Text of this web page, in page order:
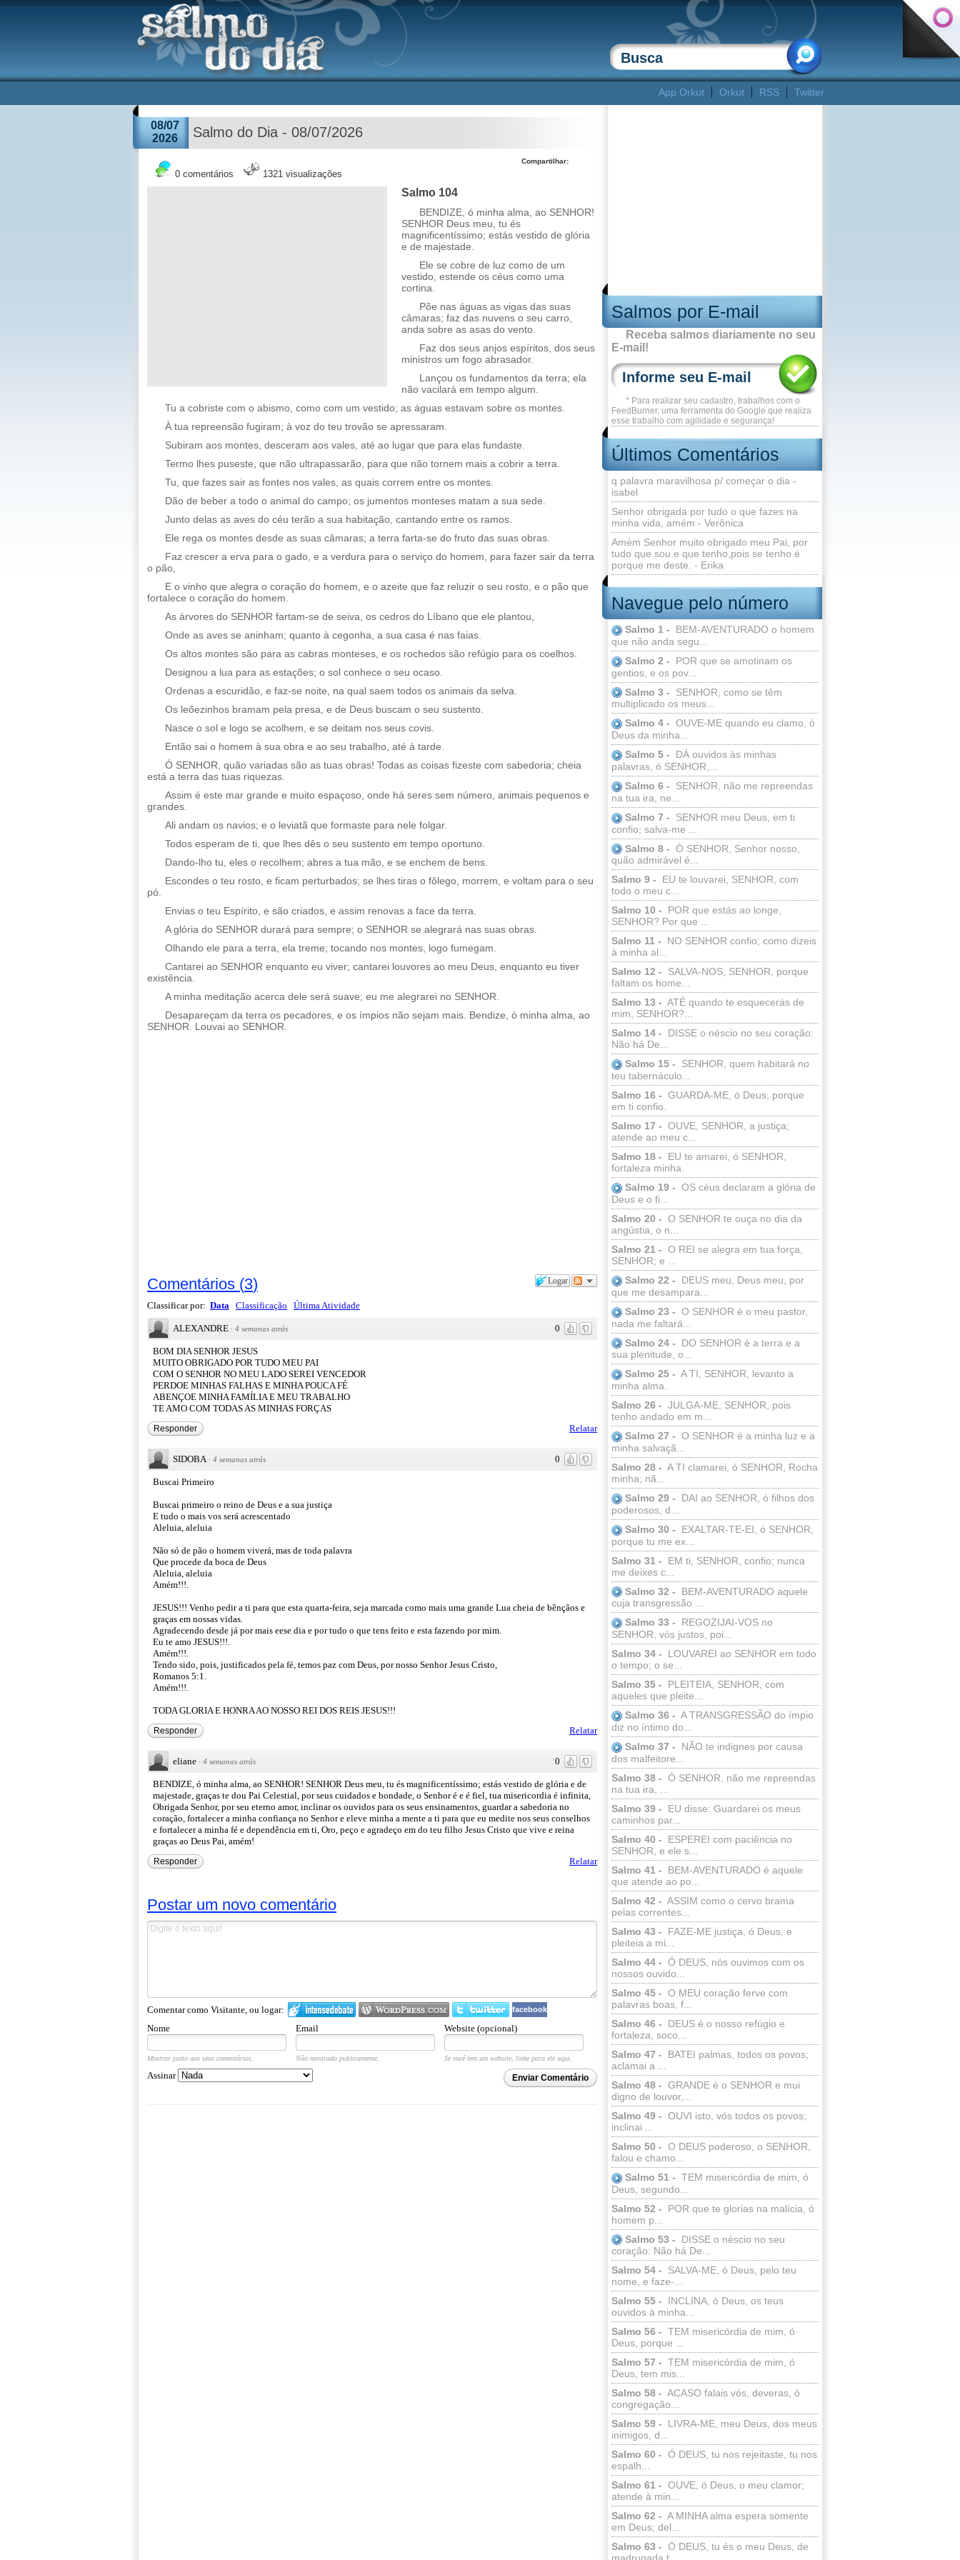
App Orkut Orkut RSS Twitter
Salmos por E-mail
Receba salmos diariamente no seu
E-mail!
* Para realizar seu cadastro, trabalhos com o
FeedBurner, uma ferramenta do Google que realiza
esse trabalho com agilidade e segurança!
Últimos Comentários
q palavra maravilhosa p/ começar o dia -
isabel
Senhor obrigada por tudo o que fazes na
minha vida, amém - Verônica
Amém Senhor muito obrigado meu Pai, por
tudo que sou e que tenho,pois se tenho é
porque me deste. - Erika
Navegue pelo número
Salmo 1 -
BEM-AVENTURADO o homem
que não anda segu...
Salmo 2 -
POR que se amotinam os
gentios, e os pov...
Salmo 3 -
SENHOR, como se têm
multiplicado os meus...
Salmo 4 - OUVE-ME quando eu clamo, ó
Deus da minha...
Salmo 5 -
DÁ ouvidos às minhas
palavras, ó SENHOR,...
Salmo 6 -
SENHOR, não me repreendas
na tua ira, ne...
Salmo 7 -
SENHOR meu Deus, em ti
confio; salva-me ...
Salmo 8 - Ó SENHOR, Senhor nosso,
quão admirável é...
Salmo 9 -
EU te louvarei, SENHOR, com
todo o meu c...
Salmo 10 -
POR que estás ao longe,
SENHOR? Por que ...
Salmo 11 -
NO SENHOR confio; como dizeis
à minha al...
Salmo 12 -
SALVA-NOS, SENHOR, porque
faltam os home...
Salmo 13 - ATÉ quando te esquecerás de
mim, SENHOR?...
Salmo 14 -
DISSE o néscio no seu coração:
Não há De...
Salmo 15 -
SENHOR, quem habitará no
teu tabernáculo...
Salmo 16 - GUARDA-ME, ó Deus, porque
em ti confio.
Salmo 17 - OUVE, SENHOR, a justiça;
atende ao meu c...
Salmo 18 -
EU te amarei, ó SENHOR,
fortaleza minha.
Salmo 19 - OS céus declaram a glória de
Deus e o fi...
Salmo 20 - O SENHOR te ouça no dia da
angústia, o n...
Salmo 21 - O REI se alegra em tua força,
SENHOR; e ...
Salmo 22 -
DEUS meu, Deus meu, por
que me desampara...
Salmo 23 - O SENHOR é o meu pastor,
nada me faltará...
Salmo 24 -
DO SENHOR é a terra e a
sua plenitude, o...
Salmo 25 - A TI, SENHOR, levanto a
minha alma.
Salmo 26 - JULGA-ME, SENHOR, pois
tenho andado em m...
Salmo 27 - O SENHOR é a minha luz e a
minha salvaçã...
Salmo 28 - A TI clamarei, ó SENHOR, Rocha
minha; nã...
Salmo 29 -
DAI ao SENHOR, ó filhos dos
poderosos, d...
Salmo 30 -
EXALTAR-TE-EI, ó SENHOR,
porque tu me ex...
Salmo 31 -
EM ti, SENHOR, confio; nunca
me deixes c...
Salmo 32 -
BEM-AVENTURADO aquele
cuja transgressão ...
Salmo 33 -
REGOZIJAI-VOS no
SENHOR, vós justos, poi...
Salmo 34 -
LOUVAREI ao SENHOR em todo
o tempo; o se...
Salmo 35 -
PLEITEIA, SENHOR, com
aqueles que pleite...
Salmo 36 - A TRANSGRESSÃO do ímpio
diz no íntimo do...
Salmo 37 -
NÃO te indignes por causa
dos malfeitore...
Salmo 38 - Ó SENHOR, não me repreendas
na tua ira, ...
Salmo 39 -
EU disse: Guardarei os meus
caminhos par...
Salmo 40 -
ESPEREI com paciência no
SENHOR, e ele s...
Salmo 41 -
BEM-AVENTURADO é aquele
que atende ao po...
Salmo 42 - ASSIM como o cervo brama
pelas correntes...
Salmo 43 -
FAZE-ME justiça, ó Deus, e
pleiteia a mi...
Salmo 44 - Ó DEUS, nós ouvimos com os
nossos ouvido...
Salmo 45 - O MEU coração ferve com
palavras boas, f...
Salmo 46 -
DEUS é o nosso refúgio e
fortaleza, soco...
Salmo 47 -
BATEI palmas, todos os povos;
aclamai a ...
Salmo 48 - GRANDE é o SENHOR e mui
digno de louvor,...
Salmo 49 - OUVI isto, vós todos os povos;
inclinai ...
Salmo 50 - O DEUS poderoso, o SENHOR,
falou e chamo...
Salmo 51 - TEM misericórdia de mim, ó
Deus, segundo...
Salmo 52 -
POR que te glorias na malícia, ó
homem p...
Salmo 53 -
DISSE o néscio no seu
coração: Não há De...
Salmo 54 -
SALVA-ME, ó Deus, pelo teu
nome, e faze-...
Salmo 55 -
INCLINA, ó Deus, os teus
ouvidos à minha...
Salmo 56 - TEM misericórdia de mim, ó
Deus, porque ...
Salmo 57 - TEM misericórdia de mim, ó
Deus, tem mis...
Salmo 58 - ACASO falais vós, deveras, ó
congregação...
Salmo 59 -
LIVRA-ME, meu Deus, dos meus
inimigos, d...
Salmo 60 - Ó DEUS, tu nos rejeitaste, tu nos
espalh...
Salmo 61 - OUVE, ó Deus, o meu clamor;
atende à min...
Salmo 62 - A MINHA alma espera somente
em Deus; del...
Salmo 63 - Ó DEUS, tu és o meu Deus, de
08/07
2026
Salmo do Dia - 08/07/2026
0 comentários 1321 visualizações
Compartilhar:
Salmo 104
BENDIZE, ó minha alma, ao SENHOR!
SENHOR Deus meu, tu és
magnificentíssimo; estás vestido de glória
e de majestade.
Ele se cobre de luz como de um
vestido, estende os céus como uma
cortina.
Põe nas águas as vigas das suas
câmaras; faz das nuvens o seu carro,
anda sobre as asas do vento.
Faz dos seus anjos espíritos, dos seus
ministros um fogo abrasador.
Lançou os fundamentos da terra; ela
não vacilará em tempo algum.
Tu a cobriste com o abismo, como com um vestido; as águas estavam sobre os montes.
À tua repreensão fugiram; à voz do teu trovão se apressaram.
Subiram aos montes, desceram aos vales, até ao lugar que para elas fundaste.
Termo lhes puseste, que não ultrapassarão, para que não tornem mais a cobrir a terra.
Tu, que fazes sair as fontes nos vales, as quais correm entre os montes.
Dão de beber a todo o animal do campo; os jumentos monteses matam a sua sede.
Junto delas as aves do céu terão a sua habitação, cantando entre os ramos.
Ele rega os montes desde as suas câmaras; a terra farta-se do fruto das suas obras.
Faz crescer a erva para o gado, e a verdura para o serviço do homem, para fazer sair da terra
o pão,
E o vinho que alegra o coração do homem, e o azeite que faz reluzir o seu rosto, e o pão que
fortalece o coração do homem.
As árvores do SENHOR fartam-se de seiva, os cedros do Líbano que ele plantou,
Onde as aves se aninham; quanto à cegonha, a sua casa é nas faias.
Os altos montes são para as cabras monteses, e os rochedos são refúgio para os coelhos.
Designou a lua para as estações; o sol conhece o seu ocaso.
Ordenas a escuridão, e faz-se noite, na qual saem todos os animais da selva.
Os leõezinhos bramam pela presa, e de Deus buscam o seu sustento.
Nasce o sol e logo se acolhem, e se deitam nos seus covis.
Então sai o homem à sua obra e ao seu trabalho, até à tarde.
Ó SENHOR, quão variadas são as tuas obras! Todas as coisas fizeste com sabedoria; cheia
está a terra das tuas riquezas.
Assim é este mar grande e muito espaçoso, onde há seres sem número, animais pequenos e
grandes.
Ali andam os navios; e o leviatã que formaste para nele folgar.
Todos esperam de ti, que lhes dês o seu sustento em tempo oportuno.
Dando-lho tu, eles o recolhem; abres a tua mão, e se enchem de bens.
Escondes o teu rosto, e ficam perturbados; se lhes tiras o fôlego, morrem, e voltam para o seu
pó.
Envias o teu Espírito, e são criados, e assim renovas a face da terra.
A glória do SENHOR durará para sempre; o SENHOR se alegrará nas suas obras.
Olhando ele para a terra, ela treme; tocando nos montes, logo fumegam.
Cantarei ao SENHOR enquanto eu viver; cantarei louvores ao meu Deus, enquanto eu tiver
existência.
A minha meditação acerca dele será suave; eu me alegrarei no SENHOR.
Desapareçam da terra os pecadores, e os ímpios não sejam mais. Bendize, ó minha alma, ao
SENHOR. Louvai ao SENHOR.
Logar
Comentários (3)
Classificar por: Data Classificação Última Atividade
0
ALEXANDRE · 4 semanas atrás
BOM DIA SENHOR JESUS
MUITO OBRIGADO POR TUDO MEU PAI
COM O SENHOR NO MEU LADO SEREI VENCEDOR
PERDOE MINHAS FALHAS E MINHA POUCA FÉ
ABENÇOE MINHA FAMÍLIA E MEU TRABALHO
TE AMO COM TODAS AS MINHAS FORÇAS
Relatar
Responder
0
SIDOBA · 4 semanas atrás
Buscai Primeiro
Buscai primeiro o reino de Deus e a sua justiça
E tudo o mais vos será acrescentado
Aleluia, aleluia
Não só de pão o homem viverá, mas de toda palavra
Que procede da boca de Deus
Aleluia, aleluia
Amém!!!.
JESUS!!! Venho pedir a ti para que esta quarta-feira, seja marcada como mais uma grande Lua cheia de bênçãos e
graças em nossas vidas.
Agradecendo desde já por mais eese dia e por tudo o que tens feito e esta fazendo por mim.
Eu te amo JESUS!!!.
Amém!!!.
Tendo sido, pois, justificados pela fé, temos paz com Deus, por nosso Senhor Jesus Cristo,
Romanos 5:1.
Amém!!!.
TODA GLORIA E HONRA AO NOSSO REI DOS REIS JESUS!!!
Relatar
Responder
0
eliane · 4 semanas atrás
BENDIZE, ó minha alma, ao SENHOR! SENHOR Deus meu, tu és magnificentíssimo; estás vestido de glória e de
majestade, graças te dou Pai Celestial, por seus cuidados e bondade, o Senhor é e é fiel, tua misericordia é infinita,
Obrigada Senhor, por seu eterno amor, inclinar os ouvidos para os seus ensinamentos, guardar a sabedoria no
coração, fortalecer a minha confiança no Senhor e eleve minha a mente a ti para que eu medite nos seus conselhos
e fortalecer a minha fé e dependência em ti, Oro, peço e agradeço em do teu filho Jesus Cristo que vive e reina
graças ao Deus Pai, amém!
Relatar
Responder
Postar um novo comentário
Comentar como Visitante, ou logar: facebook
Nome Email Website (opcional)
Mostrar junto aos seus comentários. Não mostrado publicamente. Se você tem um website, linke para ele aqui.
Enviar Comentário
Assinar